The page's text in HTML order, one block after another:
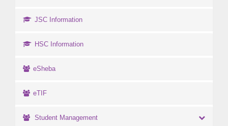
JSC Information
HSC Information
eSheba
eTIF
Student Management